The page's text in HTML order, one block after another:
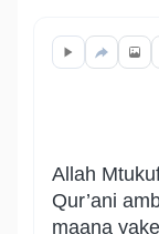
Allah
Qur’ani
maana